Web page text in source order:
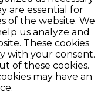
are essential for
of the website. We
us analyze and
These cookies
with your consent.
of these cookies.
may have an